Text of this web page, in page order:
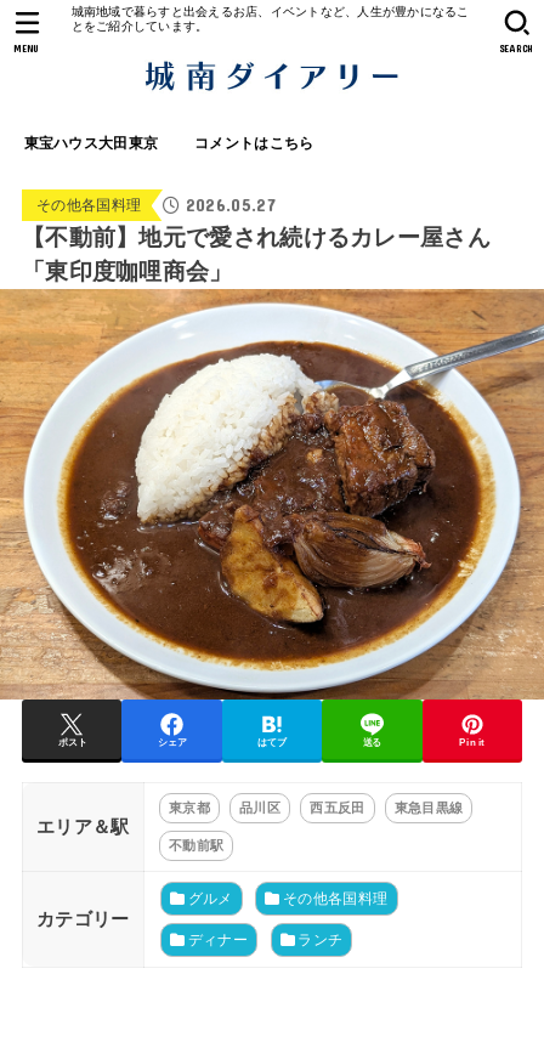
城南地域で暮らすと出会えるお店、イベントなど、人生が豊かになるこ
とをご紹介しています。
東宝ハウス大田東京 コメントはこちら
SEARCH
MENU
その他各国料理 2026.05.27
【不動前】地元で愛され続けるカレー屋さん
「東印度咖哩商会」
ポスト シェア はてブ 送る Pin it
エリア＆駅
東京都 品川区 西五反田 東急目黒線
不動前駅
カテゴリー
グルメ その他各国料理
ディナー ランチ